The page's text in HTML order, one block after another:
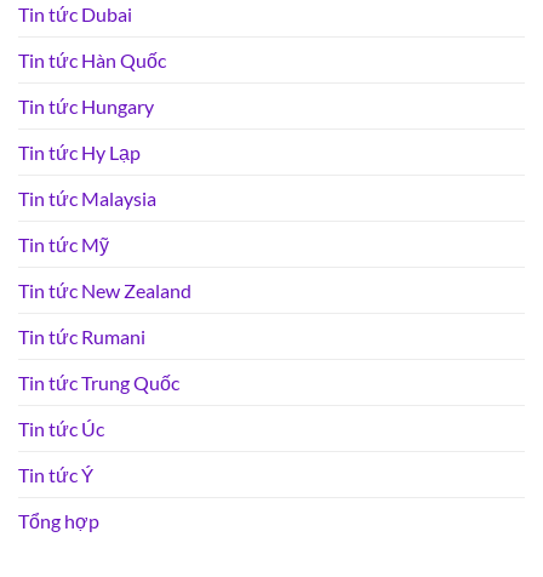
Tin tức Dubai
Tin tức Hàn Quốc
Tin tức Hungary
Tin tức Hy Lạp
Tin tức Malaysia
Tin tức Mỹ
Tin tức New Zealand
Tin tức Rumani
Tin tức Trung Quốc
Tin tức Úc
Tin tức Ý
Tổng hợp